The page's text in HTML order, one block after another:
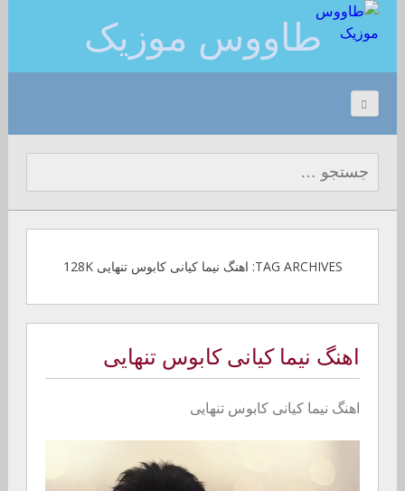
طاووس موزیک
جستجو برای:
TAG ARCHIVES: اهنگ نیما کیانی کابوس تنهایی 128K
اهنگ نیما کیانی کابوس تنهایی
اهنگ نیما کیانی کابوس تنهایی